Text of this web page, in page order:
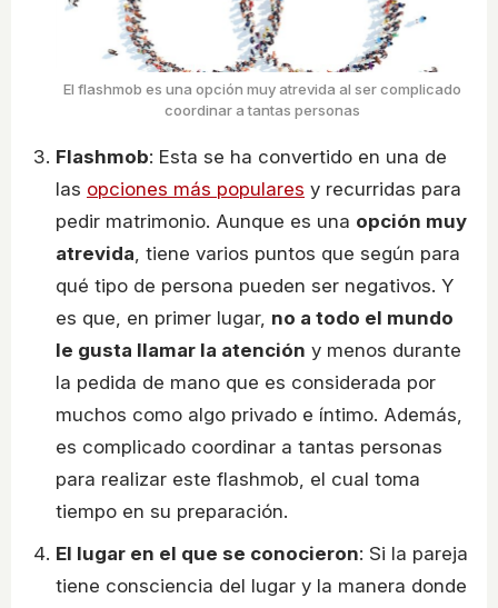
El flashmob es una opción muy atrevida al ser complicado
coordinar a tantas personas
Flashmob: Esta se ha convertido en una de
las opciones más populares y recurridas para
pedir matrimonio. Aunque es una opción muy
atrevida , tiene varios puntos que según para
qué tipo de persona pueden ser negativos. Y
es que, en primer lugar, no a todo el mundo
le gusta llamar la atención y menos durante
la pedida de mano que es considerada por
muchos como algo privado e íntimo. Además,
es complicado coordinar a tantas personas
para realizar este flashmob, el cual toma
tiempo en su preparación.
El lugar en el que se conocieron: Si la pareja
tiene consciencia del lugar y la manera donde